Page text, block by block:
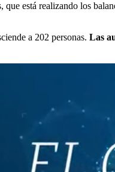
está realizando los
a 202 personas. Las